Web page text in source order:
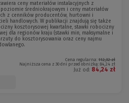
ceny materiałów instalacyjnych z
średniokrajowym i ceny materiałów
z cenników producentów, hurtowni i
handlowych. W publikacji znajdują się także
kosztorysowej kwartalne, stawki robocizny
dla regionów kraju (stawki min, maksymalne i
do kosztorysowania oraz ceny najmu
Cena regularna: 112,32 zł
Najniższa cena z 30 dni przed obniżką: 84,24 zł
Już od: 84,24 zł